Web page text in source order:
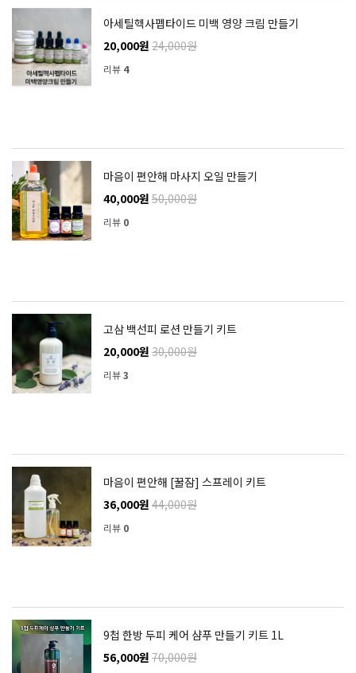
아세틸헥사펩타이드 미백 영양 크림 만들기
20,000원 24,000원
리뷰 4
마음이 편안해 마사지 오일 만들기
40,000원 50,000원
리뷰 0
고삼 백선피 로션 만들기 키트
20,000원 30,000원
리뷰3
마음이 편안해 [꿀잠] 스프레이 키트
36,000원 44,000원
리뷰 0
9첩 한방 두피 케어 샴푸 만들기 키트 1L
56,000원 70,000원